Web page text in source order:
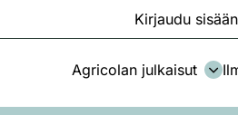
Kirjaudu sisään
Agricolan julkaisut